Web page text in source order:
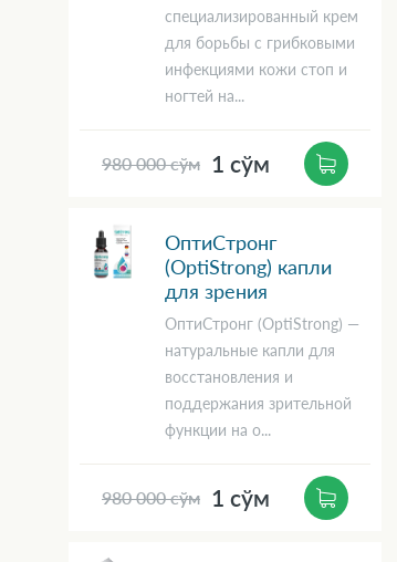
специализированный крем
для борьбы с грибковыми
инфекциями кожи стоп и
ногтей на...
980 000 сўм 1 сўм
ОптиСтронг
(OptiStrong) капли
для зрения
ОптиСтронг (OptiStrong) —
натуральные капли для
восстановления и
поддержания зрительной
функции на о...
980 000 сўм 1 сўм